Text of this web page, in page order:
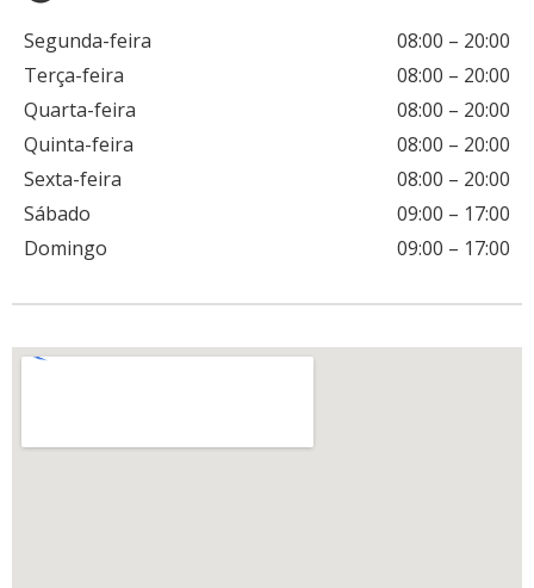
Segunda-feira 08:00 – 20:00
Terça-feira
08:00 – 20:00
Quarta-feira
08:00 – 20:00
Quinta-feira
08:00 – 20:00
Sexta-feira
08:00 – 20:00
Sábado
09:00 – 17:00
Domingo
09:00 – 17:00